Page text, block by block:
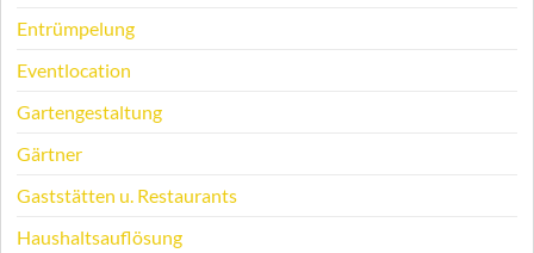
Entrümpelung
Eventlocation
Gartengestaltung
Gärtner
Gaststätten u. Restaurants
Haushaltsauflösung